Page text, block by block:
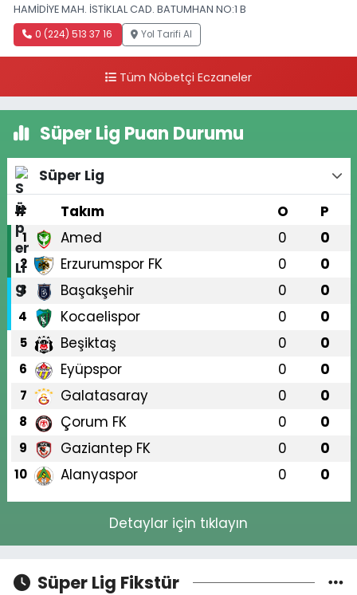
HAMİDİYE MAH. İSTİKLAL CAD. BATUMHAN NO:1 B
0 (224) 513 37 16 Yol Tarifi Al
Tüm Nöbetçi Eczaneler
Süper Lig Puan Durumu
Süper Lig
#
Takım O P
1 Amed 0 0
2 Erzurumspor FK 0 0
3 Başakşehir 0 0
4 Kocaelispor 0 0
5 Beşiktaş 0 0
6 Eyüpspor 0 0
7 Galatasaray 0 0
8 Çorum FK 0 0
9 Gaziantep FK 0 0
10 Alanyaspor 0 0
Detaylar için tıklayın
Süper Lig Fikstür